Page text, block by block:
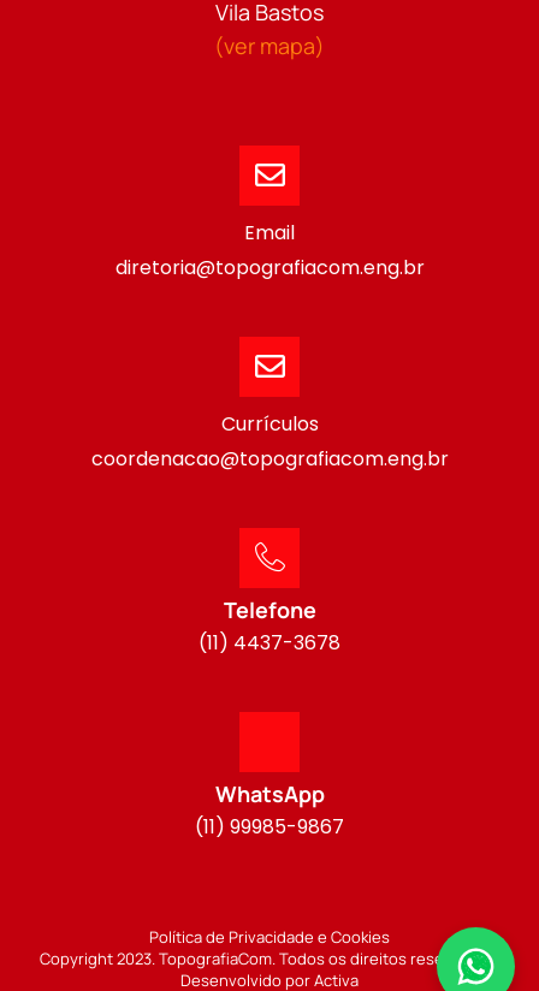
Vila Bastos
(ver mapa)
Email
diretoria@topografiacom.eng.br
Currículos
coordenacao@topografiacom.eng.br
Telefone
(11) 4437-3678
WhatsApp
(11) 99985-9867
Política de Privacidade e Cookies
Copyright 2023. TopografiaCom. Todos os direitos reservados.
Desenvolvido por Activa